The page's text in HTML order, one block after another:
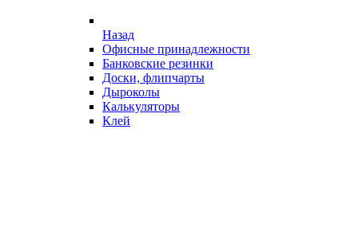
Назад
Офисные принадлежности
Банковские резинки
Доски, флипчарты
Дыроколы
Калькуляторы
Клей